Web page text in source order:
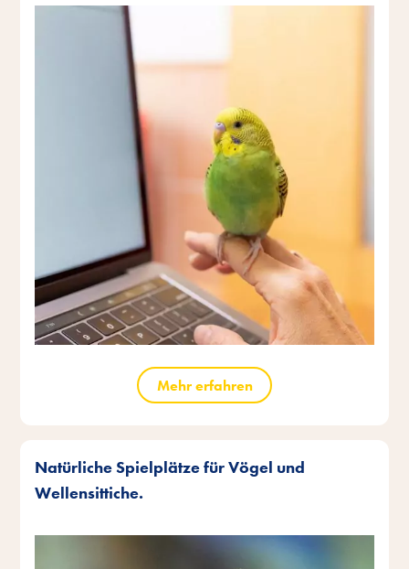
Mehr erfahren
Natürliche Spielplätze für Vögel und
Wellensittiche.